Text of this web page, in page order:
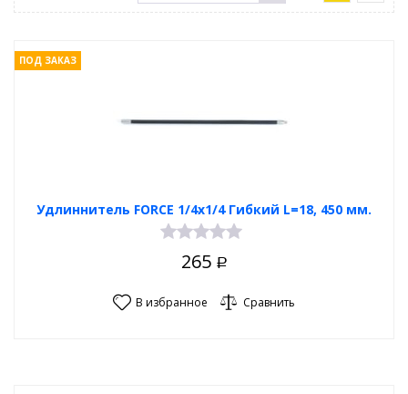
Удлиннитель FORCE 1/4х1/4 Гибкий L=18, 450 мм.
ПОД ЗАКАЗ
265 Р
В избранное Сравнить